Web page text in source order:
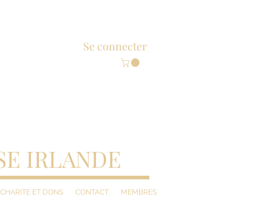
IRLANDE
Se connecter
CHARITE ET DONS CONTACT MEMBRES